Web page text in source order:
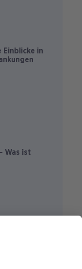
Einblicke in
Was ist